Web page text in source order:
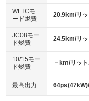
センターデフロック
：装備なし
電動格納ミラー
：装備あり
エアロ
：装備なし
：装備なし
パワーシート
ベンチシート
：装備あり
チップアップシート
：装備なし
WLTCモ
ード燃費
20.9km/リ
JC08モー
ド燃費
24.5km/リ
10/15モー
ド燃費
－km/リッ
最高出力